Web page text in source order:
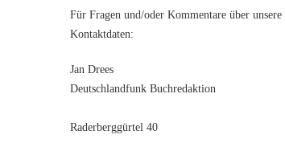
Für Fragen und/oder Kommentare über
Kontaktdaten:
Jan Drees
Deutschlandfunk Buchredaktion
Raderberggürtel 40